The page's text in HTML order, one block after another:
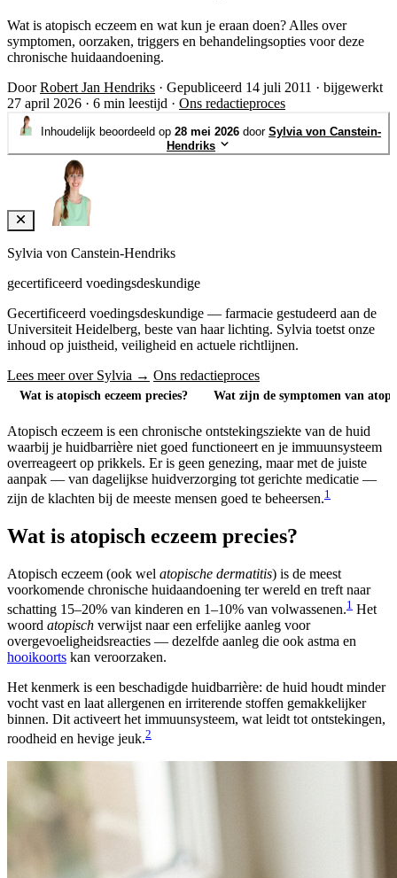
Wat is atopisch eczeem en wat kun je eraan doen? Alles over
symptomen, oorzaken, triggers en behandelingsopties voor deze
chronische huidaandoening.
DoorRobert Jan Hendriks · Gepubliceerd 14 juli 2011 · bijgewerkt
27 april 2026 · 6 min leestijd · Ons redactieproces
Inhoudelijk beoordeeld op 28 mei 2026 door Sylvia von Canstein-
Hendriks
Sylvia von Canstein-Hendriks
gecertificeerd voedingsdeskundige
Gecertificeerd voedingsdeskundige — farmacie gestudeerd aan de
Universiteit Heidelberg, beste van haar lichting. Sylvia toetst onze
inhoud op juistheid, veiligheid en actuele richtlijnen.
Lees meer over Sylvia → Ons redactieproces
Wat is atopisch eczeem precies? Wat zijn de symptomen van
Atopisch eczeem is een chronische ontstekingsziekte van de huid
waarbij je huidbarrière niet goed functioneert en je immuunsysteem
overreageert op prikkels. Er is geen genezing, maar met de juiste
aanpak — van dagelijkse huidverzorging tot gerichte medicatie —
zijn de klachten bij de meeste mensen goed te beheersen.1
Wat is atopisch eczeem precies?
Atopisch eczeem (ook wel atopische dermatitis) is de meest
voorkomende chronische huidaandoening ter wereld en treft naar
schatting 15–20% van kinderen en 1–10% van volwassenen.1 Het
woord atopisch verwijst naar een erfelijke aanleg voor
overgevoeligheidsreacties — dezelfde aanleg die ook astma en
hooikoorts kan veroorzaken.
Het kenmerk is een beschadigde huidbarrière: de huid houdt minder
vocht vast en laat allergenen en irriterende stoffen gemakkelijker
binnen. Dit activeert het immuunsysteem, wat leidt tot ontstekingen,
roodheid en hevige jeuk.2